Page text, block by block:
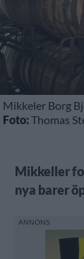
Mikkeler Borg
Foto:Thomas
Mikkeller
nya barer